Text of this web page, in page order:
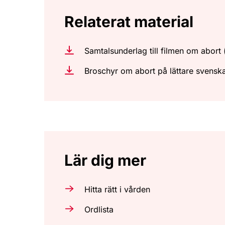
Relaterat material
Samtalsunderlag till filmen om abort
Broschyr om abort på lättare
Lär dig mer
Hitta rätt i vården
Ordlista